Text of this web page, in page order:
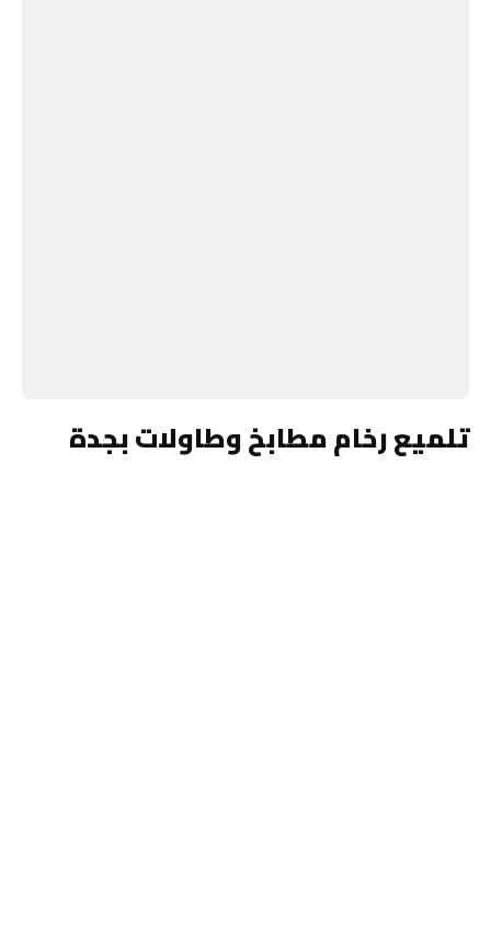
تلميع رخام مطابخ وطاولات بجدة